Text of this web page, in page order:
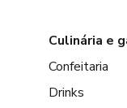
Culinária e
Confeitaria
Drinks